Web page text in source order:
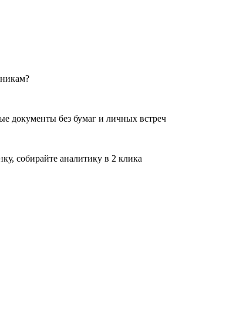
документы без бумаг и личных встреч
собирайте аналитику в 2 клика